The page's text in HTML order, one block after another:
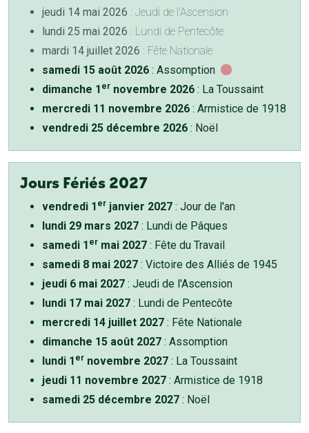
jeudi 14 mai 2026 : Jeudi de l'Ascension
lundi 25 mai 2026 : Lundi de Pentecôte
mardi 14 juillet 2026 : Fête Nationale
samedi 15 août 2026 : Assomption
dimanche 1 er novembre 2026 : La Toussaint
mercredi 11 novembre 2026 : Armistice de 1918
vendredi 25 décembre 2026 : Noël
Jours Fériés 2027
vendredi 1 er janvier 2027 : Jour de l'an
lundi 29 mars 2027 : Lundi de Pâques
samedi 1 er mai 2027 : Fête du Travail
samedi 8 mai 2027 : Victoire des Alliés de 1945
jeudi 6 mai 2027 : Jeudi de l'Ascension
lundi 17 mai 2027 : Lundi de Pentecôte
mercredi 14 juillet 2027 : Fête Nationale
dimanche 15 août 2027 : Assomption
lundi 1 er novembre 2027 : La Toussaint
jeudi 11 novembre 2027 : Armistice de 1918
samedi 25 décembre 2027 : Noël